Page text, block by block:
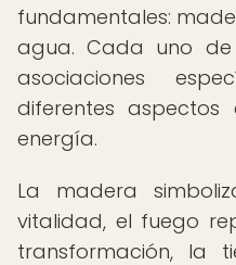
fundamentales:
agua. Cada uno de
asociaciones
diferentes
energía.
La madera
vitalidad, el fuego
transformación, la